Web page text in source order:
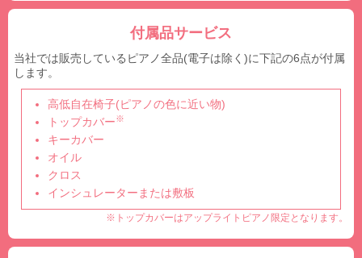
付属品サービス
当社では販売しているピアノ全品(電子は除く)に下記の6点が付属
します。
高低自在椅子(ピアノの色に近い物)
トップカバー※
キーカバー
オイル
クロス
インシュレーターまたは敷板
※トップカバーはアップライトピアノ限定となります。